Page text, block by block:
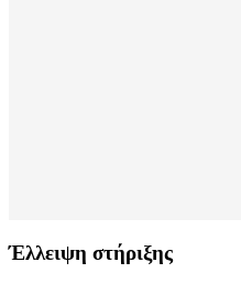
Έλλειψη στήριξης